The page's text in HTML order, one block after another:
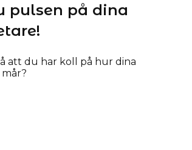
pulsen på dina
att du har koll på hur dina